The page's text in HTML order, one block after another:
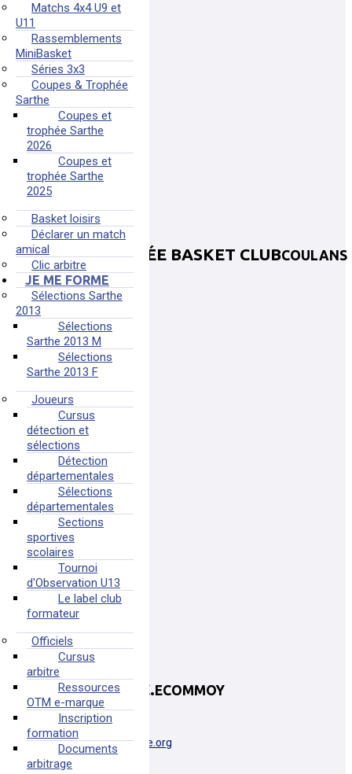
Matchs 4x4 U9 et
U11
Rassemblements
MiniBasket
Séries 3x3
Coupes & Trophée
Sarthe
Coupes et
trophée Sarthe
2026
Coupes et
trophée Sarthe
2025
Basket loisirs
Déclarer un match
amical
Clic arbitre
JE ME FORME
Sélections Sarthe
2013
Sélections
Sarthe 2013 M
Sélections
Sarthe 2013 F
Joueurs
Cursus
détection et
sélections
Détection
départementales
Sélections
départementales
Sections
sportives
scolaires
Tournoi
d'Observation U13
Le label club
formateur
Officiels
Cursus
arbitre
Ressources
OTM e-marque
Inscription
formation
Documents
arbitrage
COULANS SUR GÉE BASKET CLUBCOULANS
COULANS-SUR-GEE
sec.cgbc@gmail.com
Plus d'informations
ECOMMOY K.B.C.ECOMMOY
ECOMMOY
pdl0072074@basketsarthe.org
Plus d'informations